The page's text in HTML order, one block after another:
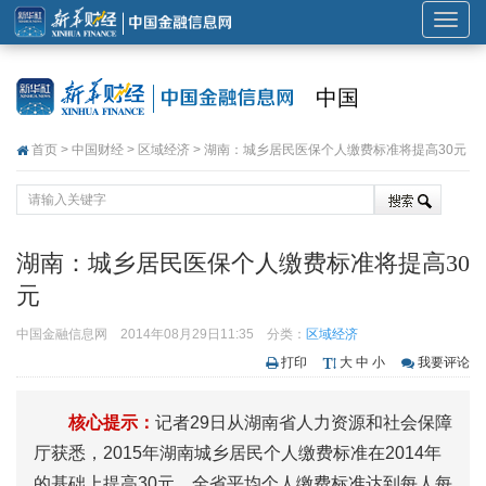
展
开
导
中国
首页 > 中国财经 > 区域经济 > 湖南：城乡居民医保个人缴费标准将提高30元
湖南：城乡居民医保个人缴费标准将提高30
元
中国金融信息网 2014年08月29日11:35 分类： 区域经济
打印
大 中 小 我要评论
核心提示： 记者29日从湖南省人力资源和社会保障
厅获悉，2015年湖南城乡居民个人缴费标准在2014年